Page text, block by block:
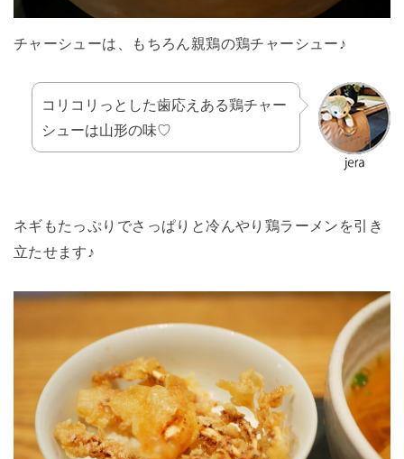
チャーシューは、もちろん親鶏の鶏チャーシュー♪
コリコリっとした歯応えある鶏チャー
シューは山形の味♡
ネギもたっぷりでさっぱりと冷んやり鶏ラーメンを引き
立たせます♪